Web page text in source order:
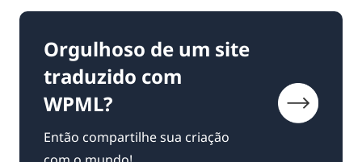
Orgulhoso de um site
traduzido com
WPML?
Então compartilhe sua criação